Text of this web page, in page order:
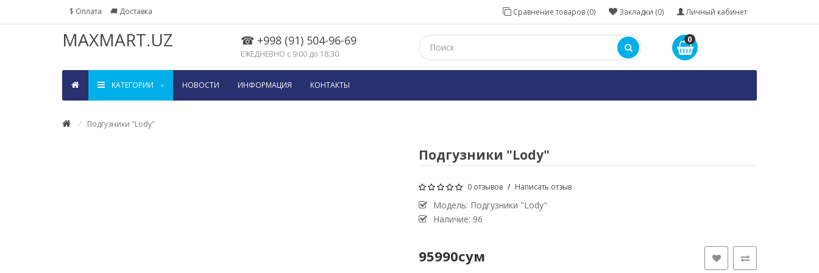
$ Оплата 🚚 Доставка Личный кабинет
Закладки (0)
Сравнение товаров (0)
MAXMART.UZ ☎ +998 (91) 504-96-69
ЕЖЕДНЕВНО с 9:00 до 18:30
0
KАТЕГОРИИ НОВОСТИ ИНФОРМАЦИЯ КОНТАКТЫ
Подгузники "Lody"
Подгузники "Lody"
0 отзывов / Написать отзыв
Модель: Подгузники "Lody"
Наличие: 96
95990сум